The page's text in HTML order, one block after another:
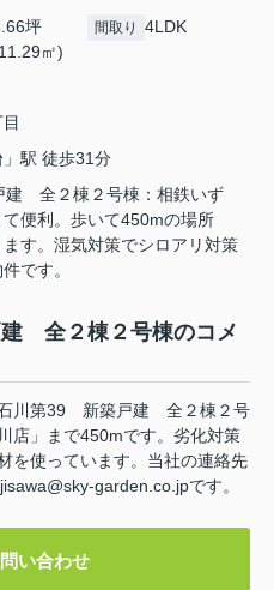
坪
㎡)
間取り 4LDK
」駅 徒歩31分
全２棟２号棟：相鉄いず
便利。歩いて450mの場所
す。湿気対策でシロアリ対策
です。
全２棟２号棟のコメ
石川第39 新築戸建 全２棟２号
店」まで450mです。劣化対策
を使っています。当社の連絡先
garden.co.jpです。
い合わせ